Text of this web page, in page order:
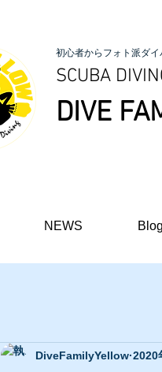
初心者からフォト派ダ
SCUBA
DIVE
NEWS Blog
DiveFamilyYellow 2020